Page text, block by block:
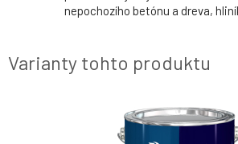
nepochozího betónu a dreva,
Varianty tohto produktu